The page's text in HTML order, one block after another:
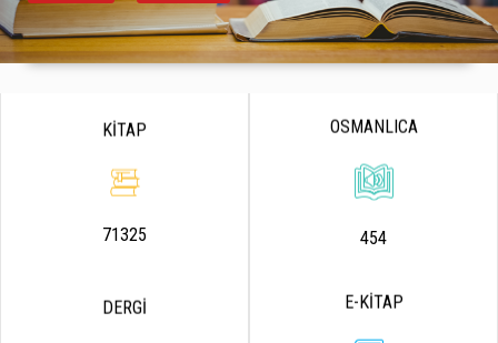
KİTAP
71325
OSMANLICA
454
DERGİ E-KİTAP